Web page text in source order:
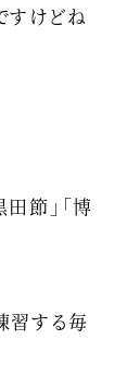
すけどね
節」「博
習する毎